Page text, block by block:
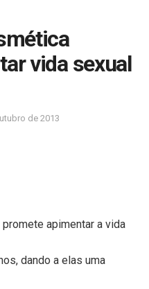
vida sexual
de 2013
apimentar a vida
dando a elas uma